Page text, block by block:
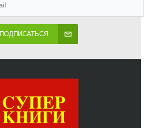
ПОДПИСАТЬСЯ